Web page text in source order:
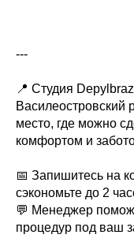
---
📍 Студия
Василеостровский
место, где можно
комфортом и
📅 Запишитесь на
сэкономьте до 2
💬 Менеджер
процедур под ваш